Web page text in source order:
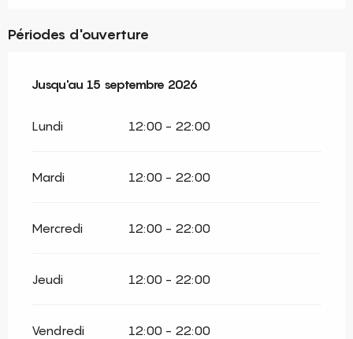
Périodes d'ouverture
Du9 mai 2026au15 septembre 2026
Jusqu'au 15 septembre 2026
Lundi 12:00 - 22:00
Mardi 12:00 - 22:00
Mercredi 12:00 - 22:00
Jeudi 12:00 - 22:00
Vendredi 12:00 - 22:00